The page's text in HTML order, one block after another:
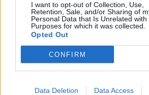
I want to opt-out of Collection, Use,
Retention, Sale, and/or Sharing of
Personal Data that Is Unrelated with
Purposes for which it was collected.
Opted Out
CONFIRM
Data Deletion Data Access
EXODOS
«Κατά Φαντασίαν Ασθενής»
Βλαδίμηρο Κυριακίδη σε
περιοδεία